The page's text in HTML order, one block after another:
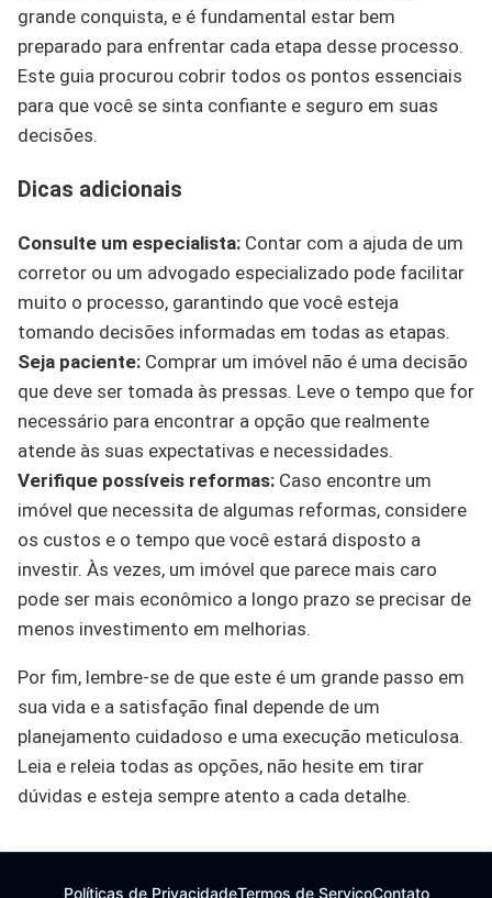
grande conquista, e é fundamental estar bem
preparado para enfrentar cada etapa desse processo.
Este guia procurou cobrir todos os pontos essenciais
para que você se sinta confiante e seguro em suas
decisões.
Dicas adicionais
Consulte um especialista: Contar com a ajuda de um
corretor ou um advogado especializado pode facilitar
muito o processo, garantindo que você esteja
tomando decisões informadas em todas as etapas.
Seja paciente: Comprar um imóvel não é uma decisão
que deve ser tomada às pressas. Leve o tempo que for
necessário para encontrar a opção que realmente
atende às suas expectativas e necessidades.
Verifique possíveis reformas: Caso encontre um
imóvel que necessita de algumas reformas, considere
os custos e o tempo que você estará disposto a
investir. Às vezes, um imóvel que parece mais caro
pode ser mais econômico a longo prazo se precisar de
menos investimento em melhorias.
Por fim, lembre-se de que este é um grande passo em
sua vida e a satisfação final depende de um
planejamento cuidadoso e uma execução meticulosa.
Leia e releia todas as opções, não hesite em tirar
dúvidas e esteja sempre atento a cada detalhe.
Políticas de PrivacidadeTermos de ServiçoContato